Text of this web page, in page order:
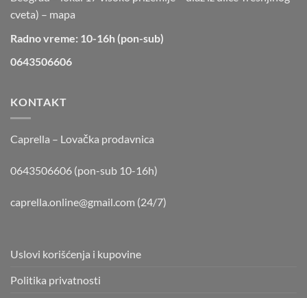
cveta) – mapa
Radno vreme: 10-16h (pon-sub)
0643506606
KONTAKT
Caprella – Lovačka prodavnica
0643506606 (pon-sub 10-16h)
caprella.online@gmail.com (24/7)
Uslovi korišćenja i kupovine
Politika privatnosti